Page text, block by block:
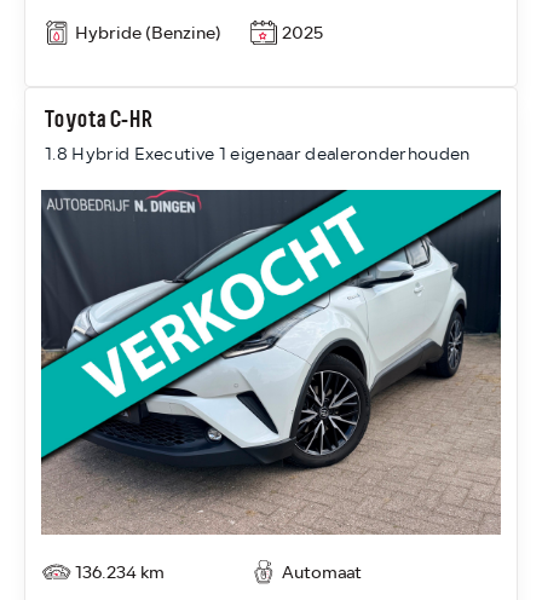
Hybride (Benzine)
2025
Toyota C-HR
1.8 Hybrid Executive 1 eigenaar dealeronderhouden
136.234 km
Automaat